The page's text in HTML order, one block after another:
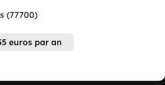
(77700)
euros par an